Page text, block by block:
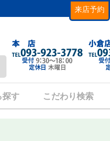
来店予約
探す こだわり検索